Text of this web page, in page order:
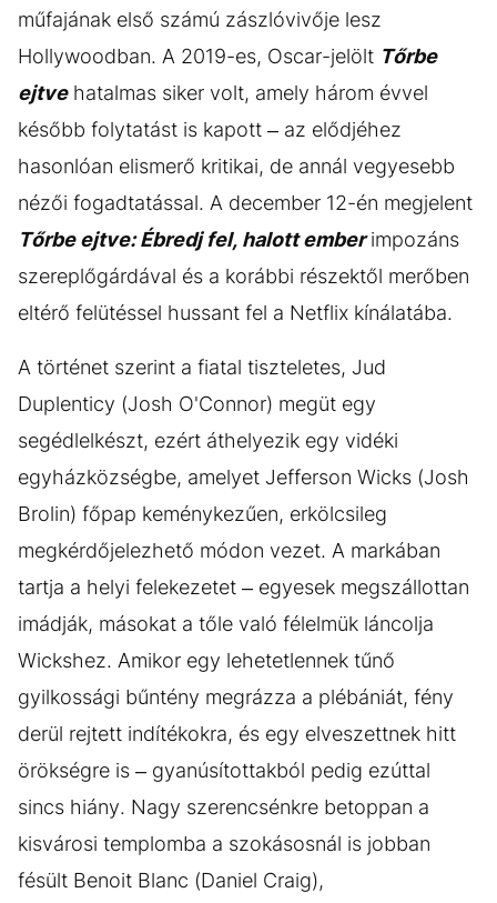
műfajának első számú zászlóvivője lesz
Hollywoodban. A 2019-es, Oscar-jelölt Tőrbe
ejtve hatalmas siker volt, amely három évvel
később folytatást is kapott – az elődjéhez
hasonlóan elismerő kritikai, de annál vegyesebb
nézői fogadtatással. A december 12-én megjelent
Tőrbe ejtve: Ébredj fel, halott emberimpozáns
szereplőgárdával és a korábbi részektől merőben
eltérő felütéssel hussant fel a Netflix kínálatába.
A történet szerint a fiatal tiszteletes, Jud
Duplenticy (Josh O'Connor) megüt egy
segédlelkészt, ezért áthelyezik egy vidéki
egyházközségbe, amelyet Jefferson Wicks (Josh
Brolin) főpap keménykezűen, erkölcsileg
megkérdőjelezhető módon vezet. A markában
tartja a helyi felekezetet – egyesek megszállottan
imádják, másokat a tőle való félelmük láncolja
Wickshez. Amikor egy lehetetlennek tűnő
gyilkossági bűntény megrázza a plébániát, fény
derül rejtett indítékokra, és egy elveszettnek hitt
örökségre is – gyanúsítottakból pedig ezúttal
sincs hiány. Nagy szerencsénkre betoppan a
kisvárosi templomba a szokásosnál is jobban
fésült Benoit Blanc (Daniel Craig),